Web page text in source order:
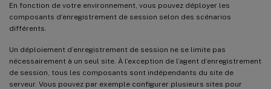
En fonction de votre environnement, vous pouvez déployer les
composants d’enregistrement de session selon des scénarios
différents.
Un déploiement d’enregistrement de session ne se limite pas
nécessairement à un seul site. À l’exception de l’agent d’enregistrement
de session, tous les composants sont indépendants du site de
serveur. Vous pouvez par exemple configurer plusieurs sites pour